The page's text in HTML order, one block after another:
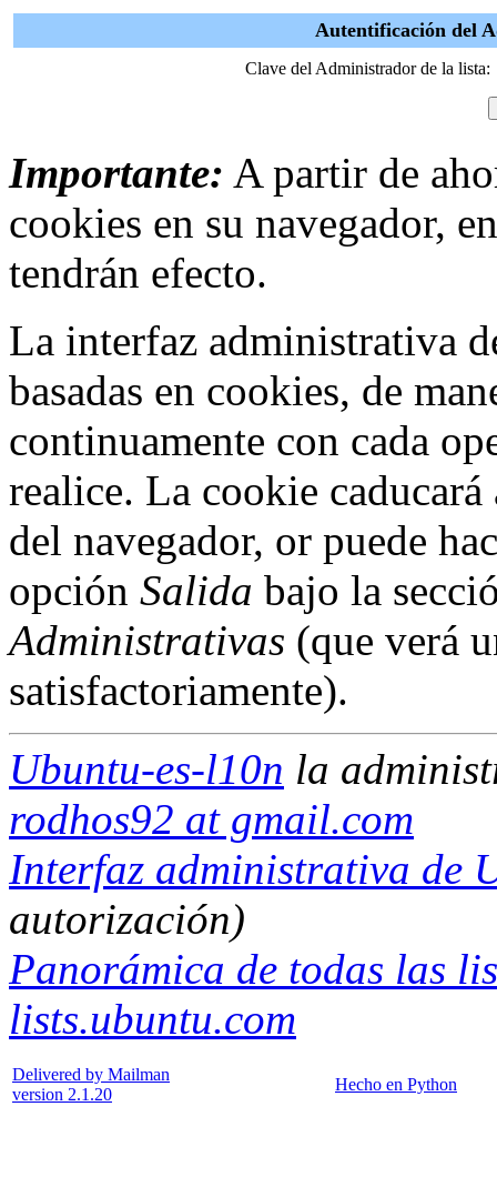
Autentificación del
Clave del Administrador de la lista:
Importante: A partir de
cookies en su navegador,
tendrán efecto.
La interfaz administrativa
basadas en cookies, de
continuamente con cada
realice. La cookie
del navegador, or puede
opción Salida bajo la
Administrativas (que verá
satisfactoriamente).
Ubuntu-es-l10n la
rodhos92 at gmail.com
Interfaz administrativa de
autorización)
Panorámica de todas las
lists.ubuntu.com
Delivered by Mailman
version 2.1.20
Hecho en Python